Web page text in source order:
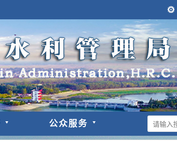
公众服务